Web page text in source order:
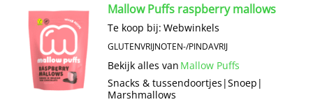
Mallow Puffs raspberry mallows
Te koop bij: Webwinkels
GLUTENVRIJNOTEN-/PINDAVRIJ
Bekijk alles van Mallow Puffs
Snacks & tussendoortjes |Snoep |
Marshmallows